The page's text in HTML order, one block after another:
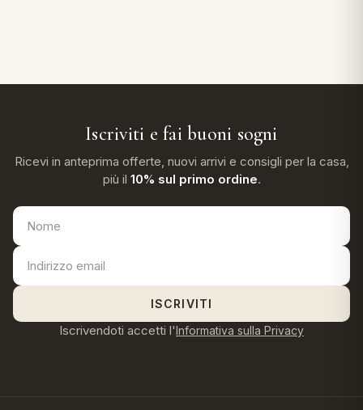
Iscriviti e fai buoni sogni
Ricevi in anteprima offerte, nuovi arrivi e consigli per la casa,
più il 10% sul primo ordine.
ISCRIVITI
Iscrivendoti accetti l'Informativa sulla Privacy